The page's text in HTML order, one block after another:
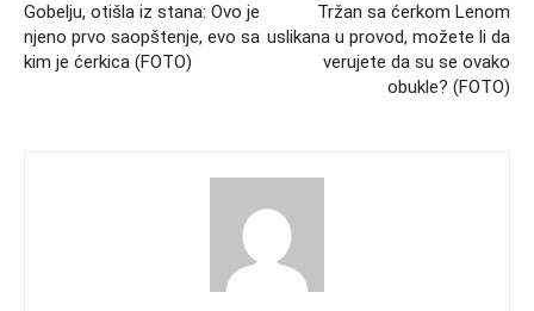
Gobelju, otišla iz stana: Ovo je
njeno prvo saopštenje, evo sa
kim je ćerkica (FOTO)
Tržan sa ćerkom Lenom
uslikana u provod, možete li da
verujete da su se ovako
obukle? (FOTO)